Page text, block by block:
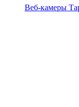
Веб-камеры